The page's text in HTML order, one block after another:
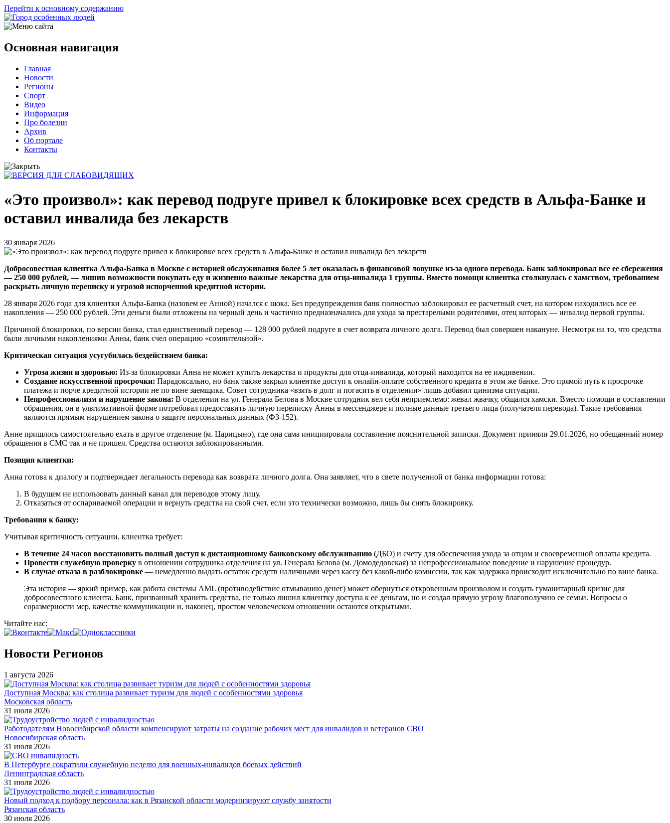
Перейти к основному содержанию
Основная навигация
Главная
Новости
Регионы
Спорт
Видео
Информация
Про болезни
Архив
Об портале
Контакты
«Это произвол»: как перевод подруге привел к блокировке всех средств в Альфа-Банке и
оставил инвалида без лекарств
30 января 2026
Добросовестная клиентка Альфа-Банка в Москве с историей обслуживания более 5 лет оказалась в финансовой ловушке из-за одного перевода. Банк заблокировал все ее сбережения
— 250 000 рублей, — лишив возможности покупать еду и жизненно важные лекарства для отца-инвалида 1 группы. Вместо помощи клиентка столкнулась с хамством, требованием
раскрыть личную переписку и угрозой испорченной кредитной истории.
28 января 2026 года для клиентки Альфа-Банка (назовем ее Анной) начался с шока. Без предупреждения банк полностью заблокировал ее расчетный счет, на котором находились все ее
накопления — 250 000 рублей. Эти деньги были отложены на черный день и частично предназначались для ухода за престарелыми родителями, отец которых — инвалид первой группы.
Причиной блокировки, по версии банка, стал единственный перевод — 128 000 рублей подруге в счет возврата личного долга. Перевод был совершен накануне. Несмотря на то, что средства
были личными накоплениями Анны, банк счел операцию «сомнительной».
Критическая ситуация усугубилась бездействием банка:
Угроза жизни и здоровью: Из-за блокировки Анна не может купить лекарства и продукты для отца-инвалида, который находится на ее иждивении.
Создание искусственной просрочки: Парадоксально, но банк также закрыл клиентке доступ к онлайн-оплате собственного кредита в этом же банке. Это прямой путь к просрочке
платежа и порче кредитной истории не по вине заемщика. Совет сотрудника «взять в долг и погасить в отделении» лишь добавил цинизма ситуации.
Непрофессионализм и нарушение закона: В отделении на ул. Генерала Белова в Москве сотрудник вел себя неприемлемо: жевал жвачку, общался хамски. Вместо помощи в составлении
обращения, он в ультимативной форме потребовал предоставить личную переписку Анны в мессенджере и полные данные третьего лица (получателя перевода). Такие требования
являются прямым нарушением закона о защите персональных данных (ФЗ-152).
Анне пришлось самостоятельно ехать в другое отделение (м. Царицыно), где она сама инициировала составление пояснительной записки. Документ приняли 29.01.2026, но обещанный номер
обращения в СМС так и не пришел. Средства остаются заблокированными.
Позиция клиентки:
Анна готова к диалогу и подтверждает легальность перевода как возврата личного долга. Она заявляет, что в свете полученной от банка информации готова:
В будущем не использовать данный канал для переводов этому лицу.
Отказаться от оспариваемой операции и вернуть средства на свой счет, если это технически возможно, лишь бы снять блокировку.
Требования к банку:
Учитывая критичность ситуации, клиентка требует:
В течение 24 часов восстановить полный доступ к дистанционному банковскому обслуживанию (ДБО) и счету для обеспечения ухода за отцом и своевременной оплаты кредита.
Провести служебную проверку в отношении сотрудника отделения на ул. Генерала Белова (м. Домодедовская) за непрофессиональное поведение и нарушение процедур.
В случае отказа в разблокировке — немедленно выдать остаток средств наличными через кассу без какой-либо комиссии, так как задержка происходит исключительно по вине банка.
Эта история — яркий пример, как работа системы AML (противодействие отмыванию денег) может обернуться откровенным произволом и создать гуманитарный кризис для
добросовестного клиента. Банк, призванный хранить средства, не только лишил клиентку доступа к ее деньгам, но и создал прямую угрозу благополучию ее семьи. Вопросы о
соразмерности мер, качестве коммуникации и, наконец, простом человеческом отношении остаются открытыми.
Читайте нас:
Новости Регионов
1 августа 2026
Доступная Москва: как столица развивает туризм для людей с особенностями здоровья
Московская область
31 июля 2026
Работодателям Новосибирской области компенсируют затраты на создание рабочих мест для инвалидов и ветеранов СВО
Новосибирская область
31 июля 2026
В Петербурге сократили служебную неделю для военных-инвалидов боевых действий
Ленинградская область
31 июля 2026
Новый подход к подбору персонала: как в Рязанской области модернизируют службу занятости
Рязанская область
30 июля 2026